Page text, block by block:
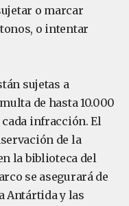
o marcar
o intentar
sujetas a
de hasta 10.000
infracción. El
de la
la biblioteca del
se asegurará de
Antártida y las